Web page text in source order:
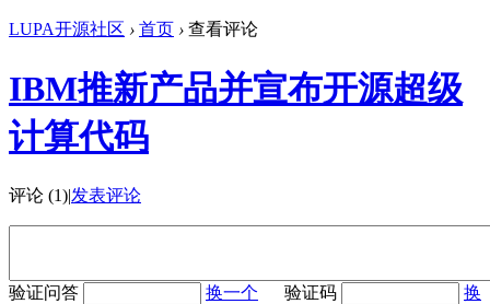
LUPA开源社区 › 首页 › 查看评论
IBM推新产品并宣布开源超级
计算代码
评论 (1)|发表评论
验证问答 换一个 验证码
换